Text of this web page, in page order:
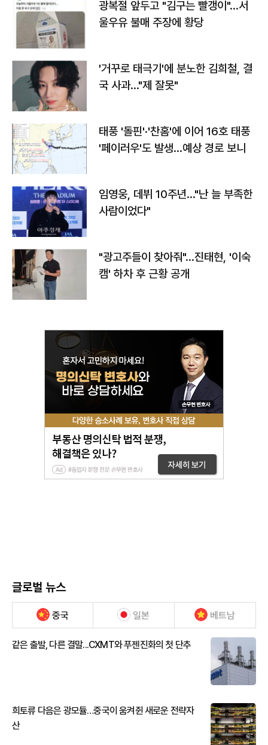
광복절 앞두고 "김구는 빨갱이"…서
울우유 불매 주장에 황당
'거꾸로 태극기'에 분노한 김희철, 결
국 사과…"제 잘못"
태풍 '돌핀'·'찬홈'에 이어 16호 태풍
'페이러우'도 발생…예상 경로 보니
임영웅, 데뷔 10주년…"난 늘 부족한
사람이었다"
"광고주들이 찾아줘"…진태현, '이숙
캠' 하차 후 근황 공개
글로벌 뉴스
중국 일본 베트남
같은 출발, 다른 결말...CXMT와 푸젠진화의 첫 단추
희토류 다음은 광모듈…중국이 움켜쥔 새로운 전략자
산